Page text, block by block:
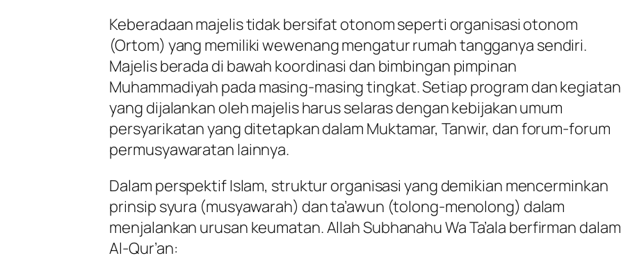
Keberadaan majelis tidak bersifat otonom seperti organisasi otonom
(Ortom) yang memiliki wewenang mengatur rumah tangganya sendiri.
Majelis berada di bawah koordinasi dan bimbingan pimpinan
Muhammadiyah pada masing-masing tingkat. Setiap program dan kegiatan
yang dijalankan oleh majelis harus selaras dengan kebijakan umum
persyarikatan yang ditetapkan dalam Muktamar, Tanwir, dan forum-forum
permusyawaratan lainnya.
Dalam perspektif Islam, struktur organisasi yang demikian mencerminkan
prinsip syura (musyawarah) danta’awun (tolong-menolong) dalam
menjalankan urusan keumatan. Allah Subhanahu Wa Ta’ala berfirman dalam
Al-Qur’an: